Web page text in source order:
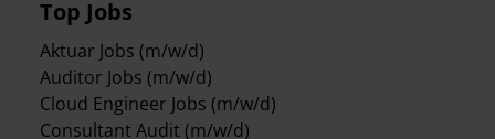
Top Jobs
Aktuar Jobs (m/w/d)
Auditor Jobs (m/w/d)
Cloud Engineer Jobs (m/w/d)
Consultant Audit (m/w/d)